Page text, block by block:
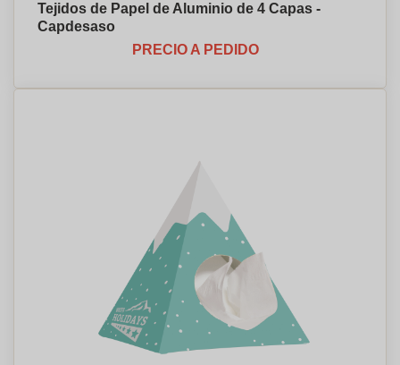
Tejidos de Papel de Aluminio de 4 Capas -
Capdesaso
PRECIO A PEDIDO